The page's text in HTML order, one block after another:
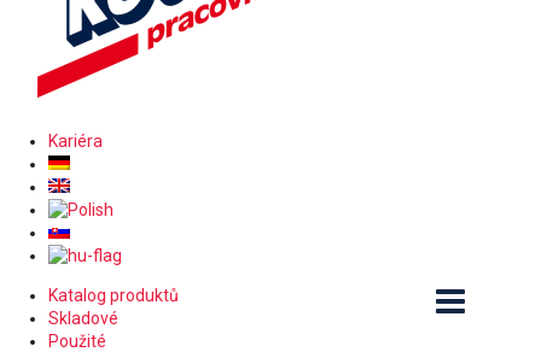
Kariéra
Katalog produktů
Skladové
Použité